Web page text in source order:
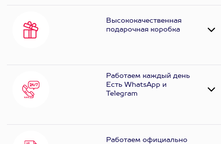
Высококачественная
подарочная коробка
Работаем каждый день
Есть WhatsApp и
Telеgram
Работаем официально